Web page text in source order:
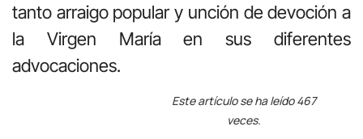
tanto arraigo popular y unción de devoción a
la Virgen María en sus diferentes
advocaciones.
Este artículo se ha leído 467
veces.